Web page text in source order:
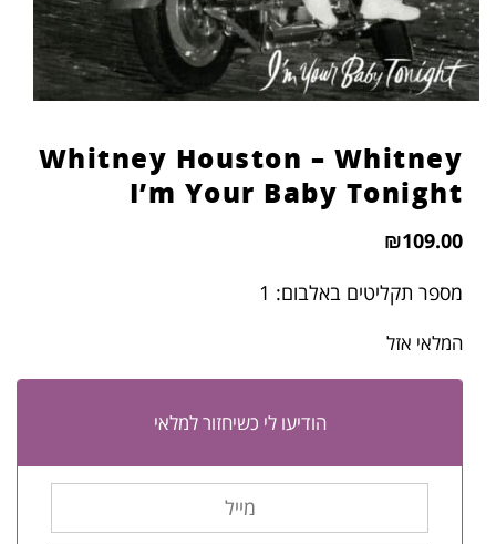
Whitney Houston – Whitney
I’m Your Baby Tonight
₪109.00
מספר תקליטים באלבום: 1
המלאי אזל
הודיעו לי כשיחזור למלאי